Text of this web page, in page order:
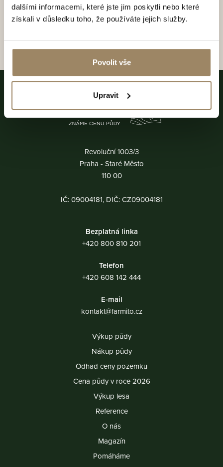
dalšími informacemi, které jste jim poskytli nebo které
získali v důsledku toho, že používáte jejich služby.
Povolit vše
Upravit
Odeslat formulář
Revoluční 1003/3
Praha - Staré Město
110 00
IČ: 09004181, DIČ: CZ09004181
Výkup půdy
Nákup půdy
Odhad ceny pozemku
Cena půdy v roce 2026
Výkup lesa
Reference
O nás
Magazín
Pomáháme
Bezplatná linka
+420 800 810 201
Telefon
+420 608 142 444
E-mail
kontakt@farmito.cz